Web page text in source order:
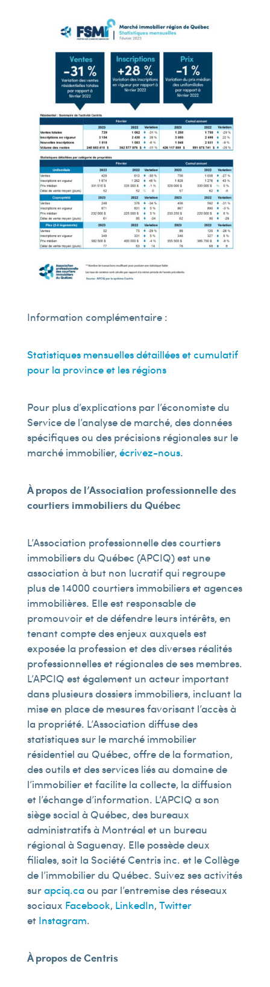
Information complémentaire :
Statistiques mensuelles détaillées et cumulatif
pour la province et les régions
Pour plus d’explications par l’économiste du
Service de l’analyse de marché, des données
spécifiques ou des précisions régionales sur le
marché immobilier, écrivez-nous.
À propos de l’Association professionnelle des
courtiers immobiliers du Québec
L’Association professionnelle des courtiers
immobiliers du Québec (APCIQ) est une
association à but non lucratif qui regroupe
plus de 14 000 courtiers immobiliers et agences
immobilières. Elle est responsable de
promouvoir et de défendre leurs intérêts, en
tenant compte des enjeux auxquels est
exposée la profession et des diverses réalités
professionnelles et régionales de ses membres.
L’APCIQ est également un acteur important
dans plusieurs dossiers immobiliers, incluant la
mise en place de mesures favorisant l’accès à
la propriété. L’Association diffuse des
statistiques sur le marché immobilier
résidentiel au Québec, offre de la formation,
des outils et des services liés au domaine de
l’immobilier et facilite la collecte, la diffusion
et l’échange d’information. L’APCIQ a son
siège social à Québec, des bureaux
administratifs à Montréal et un bureau
régional à Saguenay. Elle possède deux
filiales, soit la Société Centris inc. et le Collège
de l’immobilier du Québec. Suivez ses activités
surapciq.caou par l’entremise des réseaux
sociaux Facebook, LinkedIn, Twitter
et Instagram.
À propos de Centris